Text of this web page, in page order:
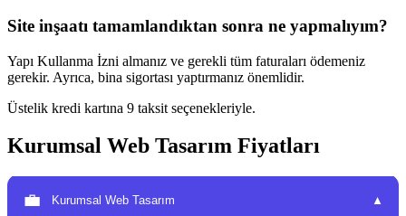
Site inşaatı tamamlandıktan sonra ne yapmalıyım?
Yapı Kullanma İzni almanız ve gerekli tüm faturaları ödemeniz
gerekir. Ayrıca, bina sigortası yaptırmanız önemlidir.
Üstelik kredi kartına 9 taksit seçenekleriyle.
Kurumsal Web Tasarım Fiyatları
💼 Kurumsal Web Tasarım ▼